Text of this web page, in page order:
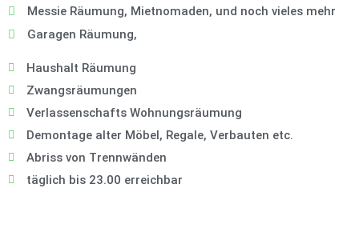
Messie Räumung, Mietnomaden, und noch vieles mehr
Garagen Räumung,
Haushalt Räumung
Zwangsräumungen
Verlassenschafts Wohnungsräumung
Demontage alter Möbel, Regale, Verbauten etc.
Abriss von Trennwänden
täglich bis 23.00 erreichbar